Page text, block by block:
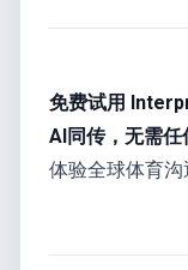
免费试用
AI同传，无需任
体验全球体育沟